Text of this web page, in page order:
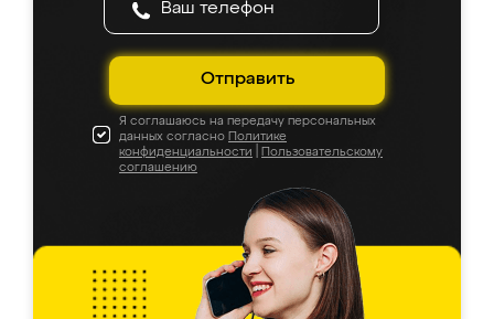
Отправить
Я соглашаюсь на передачу персональных
данных согласно Политике
конфиденциальности
Пользовательскому
соглашению